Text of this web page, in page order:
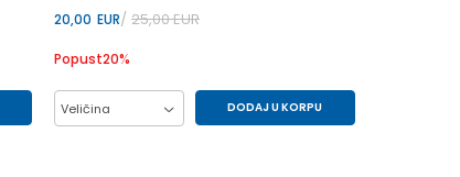
20,00 EUR 25,00EUR
Popust20%
Veličina DODAJ U KORPU